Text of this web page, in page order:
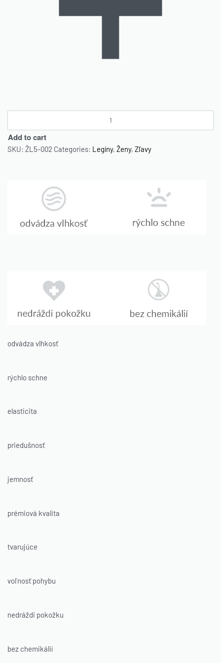
Add to cart
SKU: ŽL5-002 Categories: Legíny, Ženy, Zľavy
odvádza vlhkosť
rýchlo schne
elasticita
priedušnosť
jemnosť
prémiová kvalita
tvarujúce
voľnosť pohybu
nedráždi pokožku
bez chemikálií